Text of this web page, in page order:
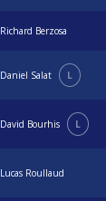
Richard Berzosa
Daniel Salat L
David Bourhis L
Lucas Roullaud